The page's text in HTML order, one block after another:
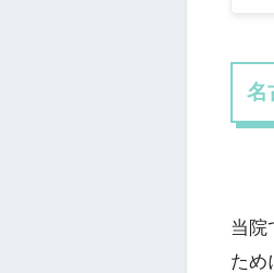
名
当院
ため